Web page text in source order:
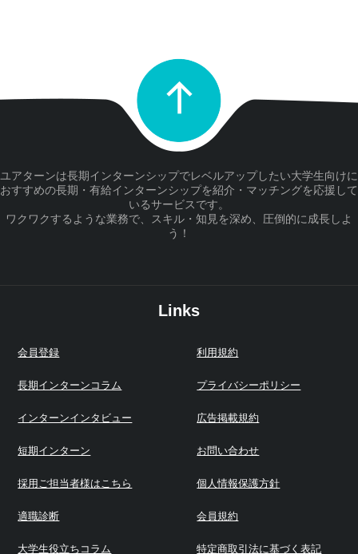
ユアターンは長期インターンシップでレベルアップしたい大学生向けに
おすすめの長期・有給インターンシップを紹介・マッチングを応援して
いるサービスです。
ワクワクするような業務で、スキル・知見を深め、圧倒的に成長しよ
う！
Links
会員登録
長期インターンコラム
インターンインタビュー
短期インターン
採用ご担当者様はこちら
適職診断
大学生役立ちコラム
利用規約
プライバシーポリシー
広告掲載規約
お問い合わせ
個人情報保護方針
会員規約
特定商取引法に基づく表記